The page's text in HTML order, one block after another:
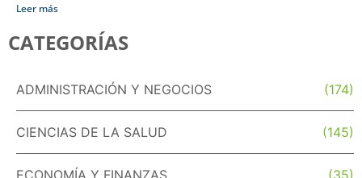
Leer más
CATEGORÍAS
ADMINISTRACIÓN Y NEGOCIOS (174)
CIENCIAS DE LA SALUD (145)
ECONOMÍA Y FINANZAS (35)